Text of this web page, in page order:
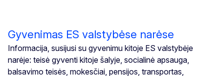
Gyvenimas ES valstybėse narėse
Informacija, susijusi su gyvenimu kitoje ES valstybėje
narėje: teisė gyventi kitoje šalyje, socialinė apsauga,
balsavimo teisės, mokesčiai, pensijos, transportas,